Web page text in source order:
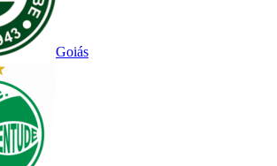
Goiás